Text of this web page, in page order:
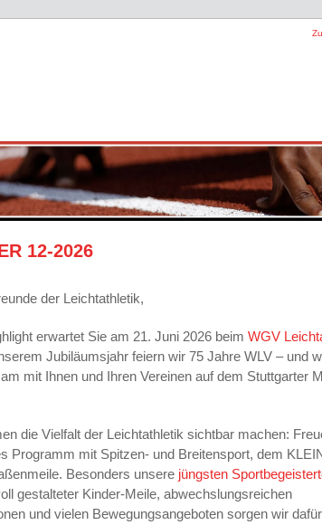
12-2026
der Leichtathletik,
erwartet Sie am 21. Juni 2026 beim WGV
Jubiläumsjahr feiern wir 75 Jahre WLV – und
mit Ihnen und Ihren Vereinen auf dem Stuttgarter
die Vielfalt der Leichtathletik sichtbar machen:
Programm mit Spitzen- und Breitensport, dem
Besonders unsere jüngsten
gestalteter Kinder-Meile, abwechslungsreichen
und vielen Bewegungsangeboten sorgen wir